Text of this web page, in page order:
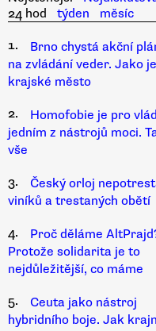
24 hod
týden
měsíc
1.
Brno chystá akční
na zvládání veder. Jako
krajské město
2.
Homofobie je pro
jedním z nástrojů moci.
vše
3.
Český orloj
viníků a trestaných obětí
4.
Proč děláme
Protože solidarita je to
nejdůležitější, co máme
5.
Ceuta jako nástroj
hybridního boje. Jak